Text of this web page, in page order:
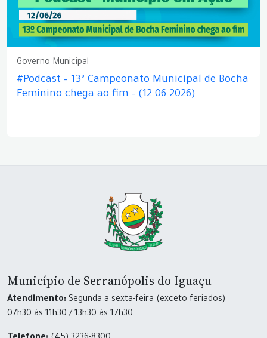
Governo Municipal
#Podcast – 13º Campeonato Municipal de Bocha
Feminino chega ao fim – (12.06.2026)
Município de Serranópolis do Iguaçu
Atendimento: Segunda a sexta-feira (exceto feriados)
07h30 às 11h30 / 13h30 às 17h30